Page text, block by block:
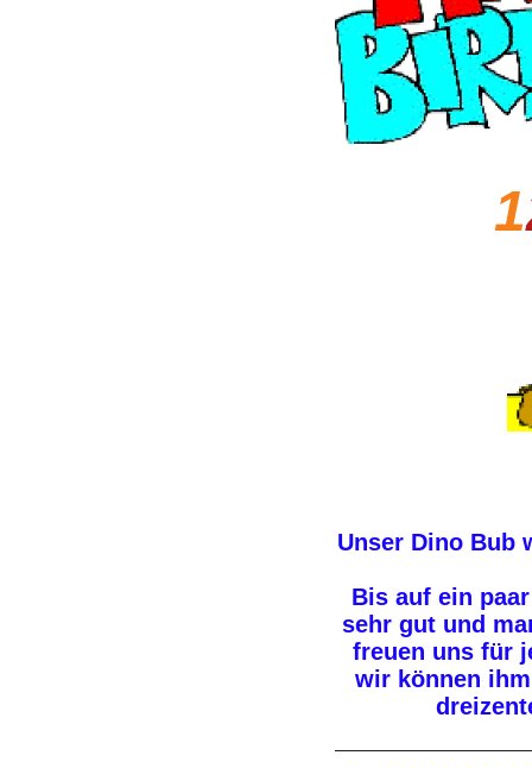
1
Unser Dino Bub
Bis auf ein
sehr gut und
freuen uns für
wir können